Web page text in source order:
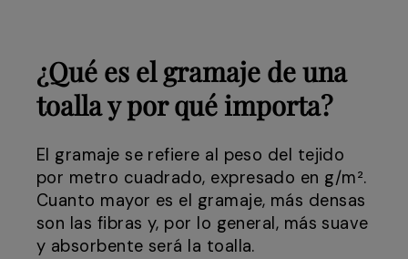
¿Qué es el gramaje de una
toalla y por qué importa?
El gramaje se refiere al peso del tejido
por metro cuadrado, expresado en g/m².
Cuanto mayor es el gramaje, más densas
son las fibras y, por lo general, más suave
y absorbente será la toalla.